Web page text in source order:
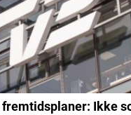
Ikke